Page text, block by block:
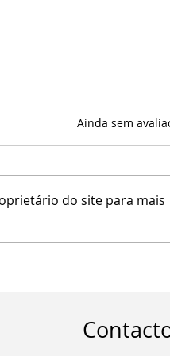
a
Avaliado com 0 de 5
Ainda sem
do site para mais